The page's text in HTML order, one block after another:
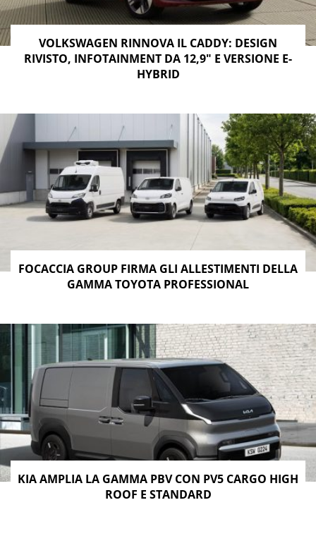
VOLKSWAGEN RINNOVA IL CADDY: DESIGN
RIVISTO, INFOTAINMENT DA 12,9″ E VERSIONE E-
HYBRID
FOCACCIA GROUP FIRMA GLI ALLESTIMENTI DELLA
GAMMA TOYOTA PROFESSIONAL
KIA AMPLIA LA GAMMA PBV CON PV5 CARGO HIGH
ROOF E STANDARD